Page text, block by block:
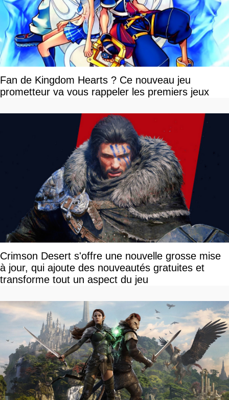
Fan de Kingdom Hearts ? Ce nouveau jeu
prometteur va vous rappeler les premiers jeux
Crimson Desert s'offre une nouvelle grosse mise
à jour, qui ajoute des nouveautés gratuites et
transforme tout un aspect du jeu